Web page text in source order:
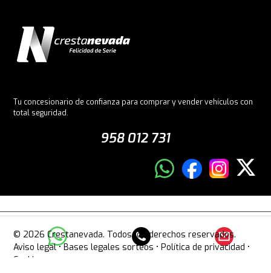
Tu concesionario de confianza para comprar y vender vehículos con
total seguridad.
958 012 731
© 2026 Crestanevada. Todos los derechos reservados.
Aviso legal•Bases legales sorteos •Política de privacidad •
Cookies